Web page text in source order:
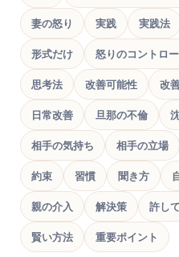
妻の怒り 実践 実践法
形式だけ 怒りのコントロ
思考法 改善可能性 改
日常改善 旦那の不倫
相手の気持ち 相手の立場
約束 習慣 聞き方
親の介入 解決策 許し
賢い方法 重要ポイント